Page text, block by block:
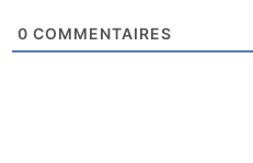
0 COMMENTAIRES